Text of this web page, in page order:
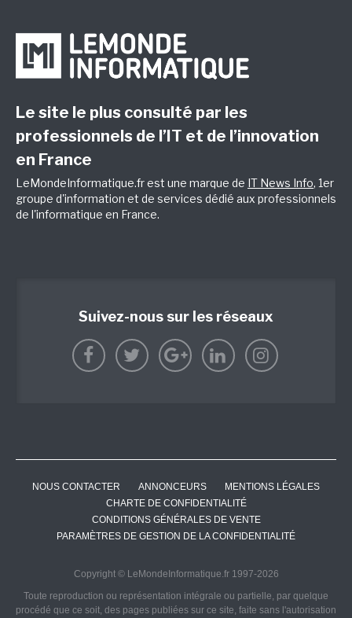
Le site le plus consulté par les
professionnels de l’IT et de l’innovation
en France
LeMondeInformatique.fr est une marque de IT News Info, 1er
groupe d'information et de services dédié aux professionnels
de l'informatique en France.
Suivez-nous sur les réseaux
NOUS CONTACTER ANNONCEURS
MENTIONS LÉGALES
CHARTE DE CONFIDENTIALITÉ
CONDITIONS GÉNÉRALES DE VENTE
PARAMÈTRES DE GESTION DE LA CONFIDENTIALITÉ
Copyright © LeMondeInformatique.fr 1997-2026
Toute reproduction ou représentation intégrale ou partielle, par quelque
procédé que ce soit, des pages publiées sur ce site, faite sans l'autorisation